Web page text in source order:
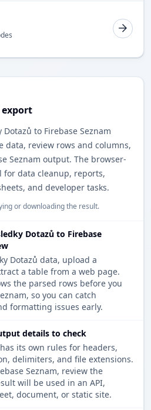
Dotazů to Firebase Seznam
data, review rows and columns,
Seznam output. The browser-
for data cleanup, reports,
and developer tasks.
or downloading the result.
Dotazů to Firebase
Dotazů data, upload a
a table from a web page.
the parsed rows before you
so you can catch
formatting issues early.
details to check
its own rules for headers,
delimiters, and file extensions.
Seznam, review the
will be used in an API,
document, or static site.